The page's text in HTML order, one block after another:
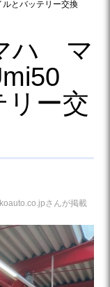
とバッテリー交換
ハ マ
リー交
さんが掲載